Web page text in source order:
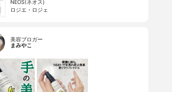
NEOS(ネオス)
ロジエ・ロジェ
美容ブロガー
まみやこ